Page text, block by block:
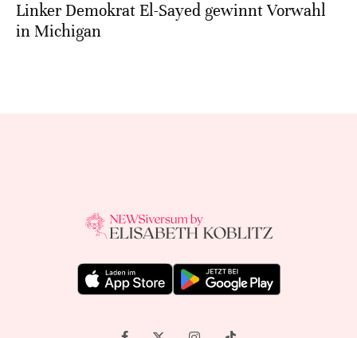
Linker Demokrat El-Sayed gewinnt Vorwahl
in Michigan